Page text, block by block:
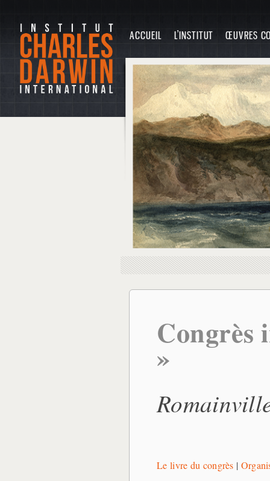
ACCUEIL L’INSTITUT ŒUVRES
Congrès
»
Le livre du congrès |